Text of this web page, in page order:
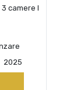
camere I
2025